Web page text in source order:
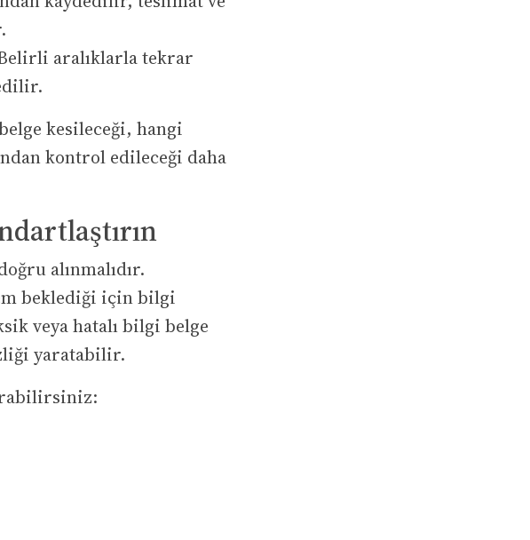
aralıklarla tekrar
kesileceği, hangi
kontrol edileceği daha
alınmalıdır.
beklediği için bilgi
veya hatalı bilgi belge
yaratabilir.